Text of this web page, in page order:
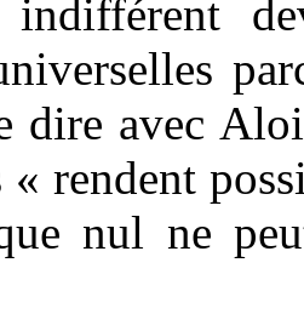
indifférent
dire avec
« rendent
nul ne